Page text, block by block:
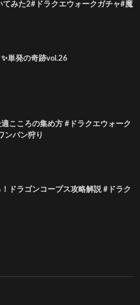
てみた2#ドラクエウォークガチャ#魔
✨単発の奇跡vol.26
こころの集め方 #ドラクエウォーク
ンパン狩り
ドラゴンコープス攻略解説 #ドラク